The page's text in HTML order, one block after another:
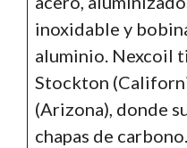
inoxidable y
aluminio. Nexcoil
Stockton
(Arizona), donde
chapas de